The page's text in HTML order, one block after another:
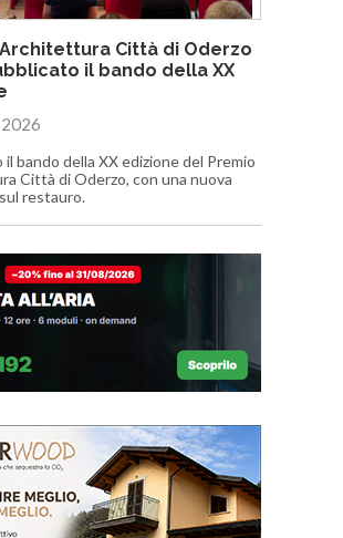
Città di Oderzo
il bando della XX
il bando della XX edizione del Premio
Città di Oderzo, con una nuova
restauro.